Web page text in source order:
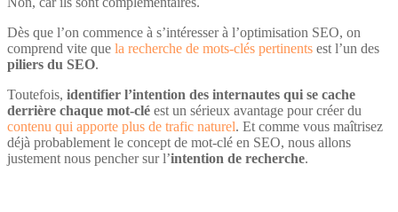
Dès que l’on commence à s’intéresser à l’optimisation SEO, on
comprend vite que la recherche de mots-clés pertinents est l’un des
piliers du SEO.
Toutefois, identifier l’intention des internautes qui se cache
derrière chaque mot-clé est un sérieux avantage pour créer du
contenu qui apporte plus de trafic naturel. Et comme vous maîtrisez
déjà probablement le concept de mot-clé en SEO, nous allons
justement nous pencher sur l’intention de recherche.